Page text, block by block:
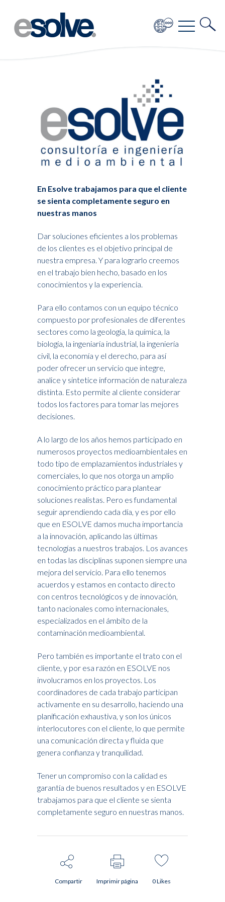
En Esolve trabajamos para que el cliente
se sienta completamente seguro en
nuestras manos
Dar soluciones eficientes a los problemas
de los clientes es el objetivo principal de
nuestra empresa. Y para lograrlo creemos
en el trabajo bien hecho, basado en los
conocimientos y la experiencia.
Para ello contamos con un equipo técnico
compuesto por profesionales de diferentes
sectores como la geología, la química, la
biología, la ingeniaría industrial, la ingeniería
civil, la economía y el derecho, para así
poder ofrecer un servicio que integre,
analice y sintetice información de naturaleza
distinta. Esto permite al cliente considerar
todos los factores para tomar las mejores
decisiones.
A lo largo de los años hemos participado en
numerosos proyectos medioambientales en
todo tipo de emplazamientos industriales y
comerciales, lo que nos otorga un amplio
conocimiento práctico para plantear
soluciones realistas. Pero es fundamental
seguir aprendiendo cada día, y es por ello
que en ESOLVE damos mucha importancia
a la innovación, aplicando las últimas
tecnologías a nuestros trabajos. Los avances
en todas las disciplinas suponen siempre una
mejora del servicio. Para ello tenemos
acuerdos y estamos en contacto directo
con centros tecnológicos y de innovación,
tanto nacionales como internacionales,
especializados en el ámbito de la
contaminación medioambiental.
Pero también es importante el trato con el
cliente, y por esa razón en ESOLVE nos
involucramos en los proyectos. Los
coordinadores de cada trabajo participan
activamente en su desarrollo, haciendo una
planificación exhaustiva, y son los únicos
interlocutores con el cliente, lo que permite
una comunicación directa y fluida que
genera confianza y tranquilidad.
Tener un compromiso con la calidad es
garantía de buenos resultados y en ESOLVE
trabajamos para que el cliente se sienta
completamente seguro en nuestras manos.
Compartir Imprimir página 0Likes